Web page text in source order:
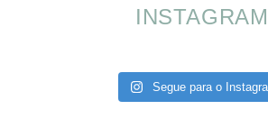
INSTAGRAM
Segue para o